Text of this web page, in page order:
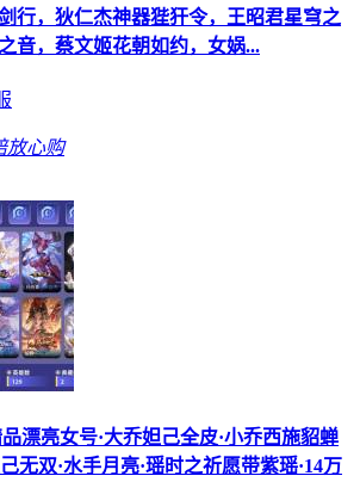
行，狄仁杰神器狴犴令，王昭君星穹之
音，蔡文姬花朝如约，女娲...
放心购
漂亮女号·大乔妲己全皮·小乔西施貂蝉
无双·水手月亮·瑶时之祈愿带紫瑶·14万